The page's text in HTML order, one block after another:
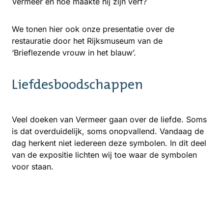
We tonen hier ook onze presentatie over de
restauratie door het Rijksmuseum van de
‘Brieflezende vrouw in het blauw’.
Liefdesboodschappen
Veel doeken van Vermeer gaan over de liefde. Soms
is dat overduidelijk, soms onopvallend. Vandaag de
dag herkent niet iedereen deze symbolen. In dit deel
van de expositie lichten wij toe waar de symbolen
voor staan.